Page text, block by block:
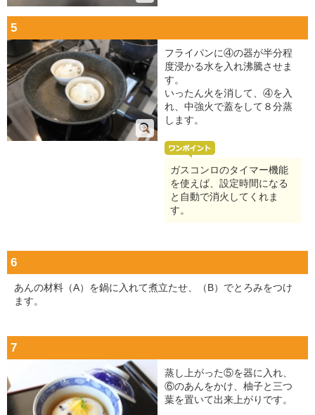
5
フライパンに④の器が半分程
度浸かる水を入れ沸騰させま
す。
いったん火を消して、④を入
れ、中強火で蓋をして８分蒸
します。
ガスコンロのタイマー機能
を使えば、設定時間になる
と自動で消火してくれま
す。
6
あんの材料（A）を鍋に入れて煮立たせ、（B）でとろみをつけ
ます。
7
蒸し上がった⑤を器に入れ、
⑥のあんをかけ、柚子と三つ
葉を置いて出来上がりです。